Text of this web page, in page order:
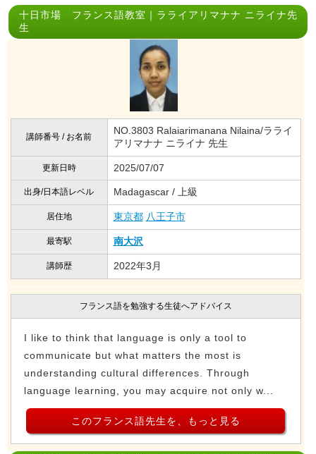
十日市場 フランス語教室｜ラライアリマナナ ニライナ先
生
講師番号 / お名前
NO.3803 Ralaiarimanana Nilaina/ラライ
アリマナナ ニライナ 先生
更新日時 2025/07/07
出身/日本語レベル Madagascar / 上級
居住地 東京都 八王子市
最寄駅 南大沢
講師歴 2022年3月
フランス語を勉強する生徒へアドバイス
I like to think that language is only a tool to
communicate but what matters the most is
understanding cultural differences. Through
language learning, you may acquire not only w...
このフランス語先生を、もっと見る